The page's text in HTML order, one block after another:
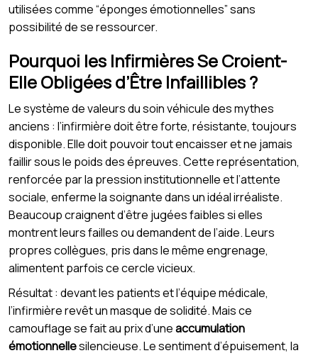
utilisées comme “éponges émotionnelles” sans
possibilité de se ressourcer.
Pourquoi les Infirmières Se Croient-
Elle Obligées d’Être Infaillibles ?
Le système de valeurs du soin véhicule des mythes
anciens : l’infirmière doit être forte, résistante, toujours
disponible. Elle doit pouvoir tout encaisser et ne jamais
faillir sous le poids des épreuves. Cette représentation,
renforcée par la pression institutionnelle et l’attente
sociale, enferme la soignante dans un idéal irréaliste.
Beaucoup craignent d’être jugées faibles si elles
montrent leurs failles ou demandent de l’aide. Leurs
propres collègues, pris dans le même engrenage,
alimentent parfois ce cercle vicieux.
Résultat : devant les patients et l’équipe médicale,
l’infirmière revêt un masque de solidité. Mais ce
camouflage se fait au prix d’uneaccumulation
émotionnellesilencieuse. Le sentiment d’épuisement, la